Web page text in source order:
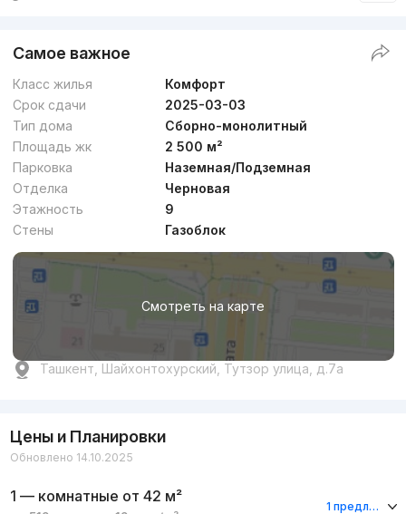
Самое важное
Класс жилья
Комфорт
Срок сдачи
2025-03-03
Тип дома
Сборно-монолитный
Площадь жк
2 500 м²
Парковка
Наземная/Подземная
Отделка
Черновая
Этажность
9
Стены
Газоблок
Смотреть на карте
Ташкент, Шайхонтохурский, Тутзор улица, д.7а
Цены и Планировки
Обновлено 14.10.2025
1 — комнатные от 42 м²
1 предложение